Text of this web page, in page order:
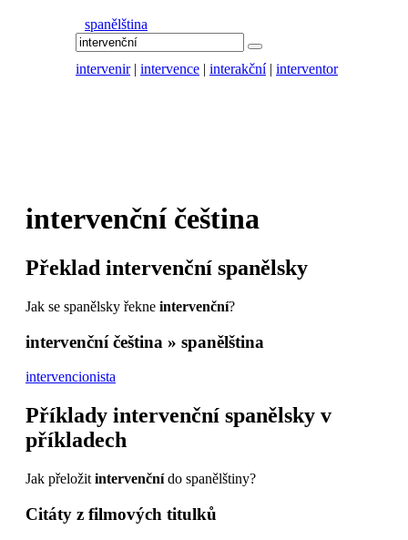
spanělština
intervenir | intervence | interakční | interventor
intervenční čeština
Překlad intervenční spanělsky
Jak se spanělsky řekne intervenční?
intervenční čeština » spanělština
intervencionista
Příklady intervenční spanělsky v
příkladech
Jak přeložit intervenčnído spanělštiny?
Citáty z filmových titulků